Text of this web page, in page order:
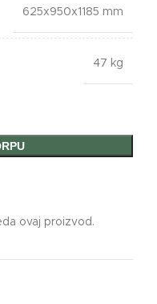
625x950x1185 mm
47 kg
ovaj proizvod.